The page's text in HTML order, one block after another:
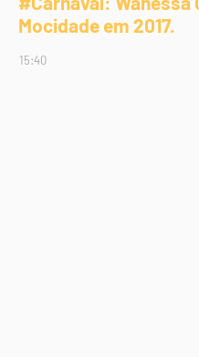
Mocidade em 2017.
15:40